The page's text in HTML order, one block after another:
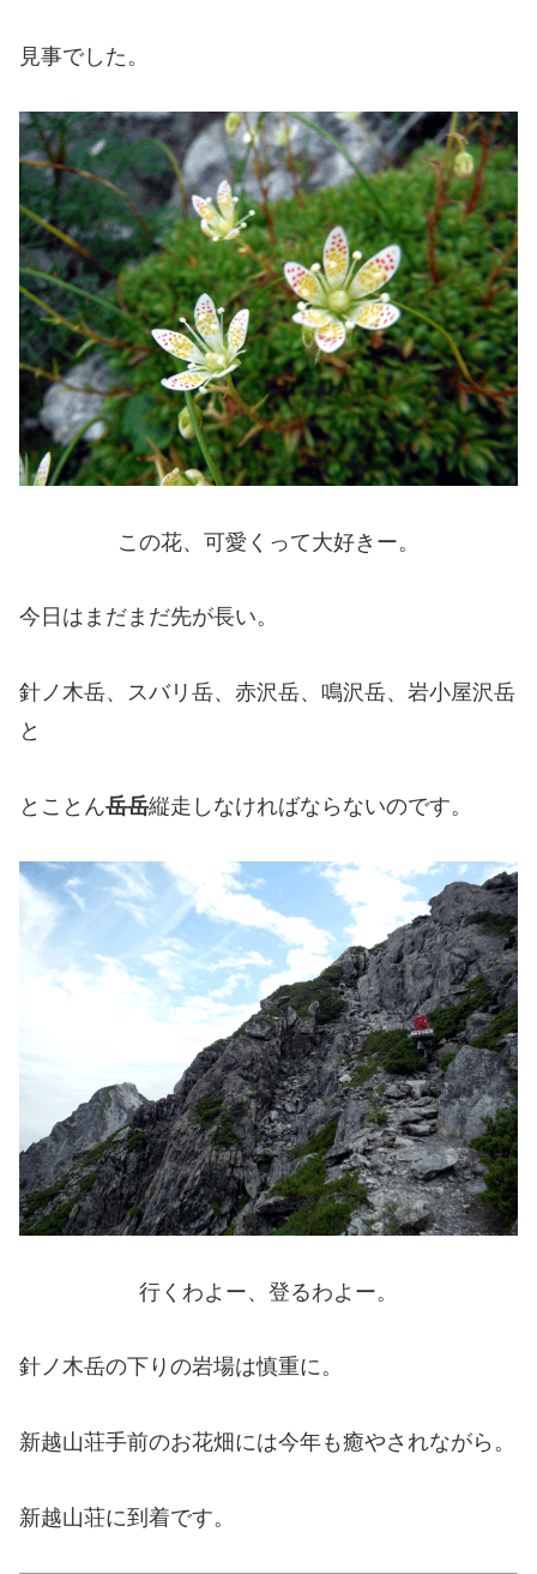
見事でした。
この花、可愛くって大好きー。
今日はまだまだ先が長い。
針ノ木岳、スバリ岳、赤沢岳、鳴沢岳、岩小屋沢岳
と
とことん岳岳縦走しなければならないのです。
行くわよー、登るわよー。
針ノ木岳の下りの岩場は慎重に。
新越山荘手前のお花畑には今年も癒やされながら。
新越山荘に到着です。